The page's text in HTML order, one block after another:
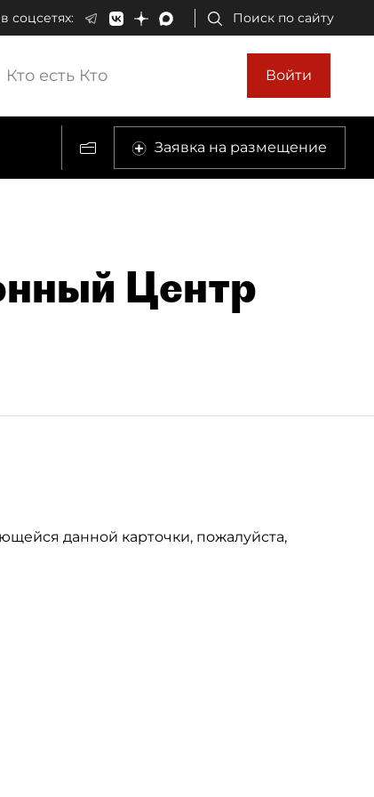
соцсетях: Поиск по сайту
Кто есть Кто Войти
Заявка на размещение
Центр
данной карточки, пожалуйста,